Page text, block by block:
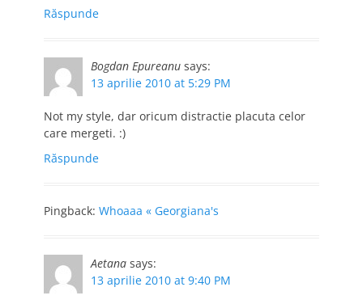
Răspunde
Bogdan Epureanu says:
13 aprilie 2010 at 5:29 PM
Not my style, dar oricum distractie placuta celor
care mergeti. :)
Răspunde
Pingback: Whoaaa « Georgiana's
Aetana says:
13 aprilie 2010 at 9:40 PM